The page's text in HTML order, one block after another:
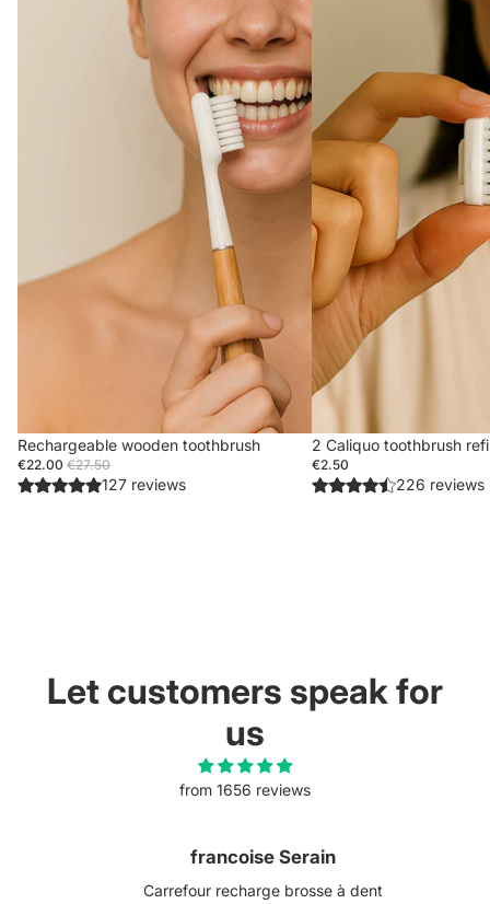
Sale
Rechargeable wooden toothbrush
€22.00 €27.50
127 reviews
2 Caliquo toothbrush
€2.50
226 reviews
Let customers speak for
us
from 1656 reviews
francoise Serain
Carrefour recharge brosse à dent